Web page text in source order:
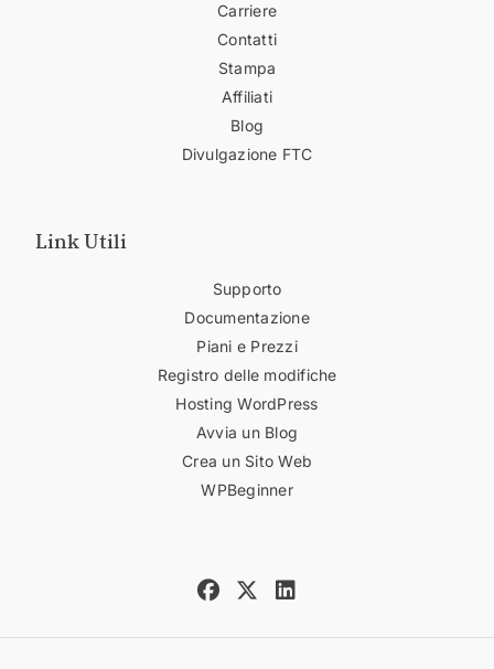
Carriere
Contatti
Stampa
Affiliati
Blog
Divulgazione FTC
Link Utili
Supporto
Documentazione
Piani e Prezzi
Registro delle modifiche
Hosting WordPress
Avvia un Blog
Crea un Sito Web
WPBeginner